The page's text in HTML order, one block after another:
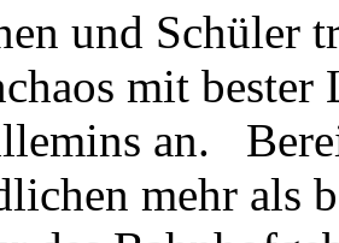
und Schüler
mit
an.
mehr als